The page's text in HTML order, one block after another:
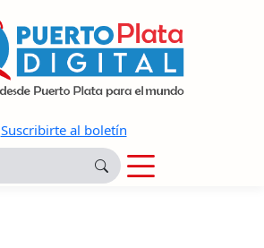
Suscribirte al boletín